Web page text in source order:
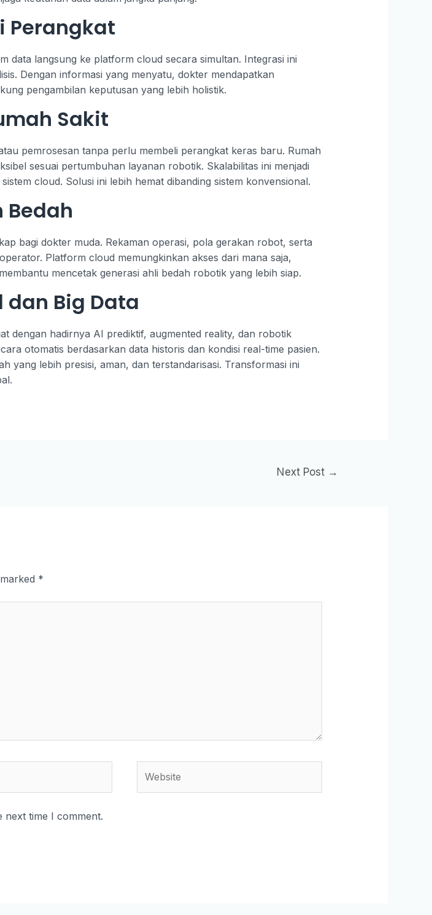
Perangkat
data langsung ke platform cloud secara simultan. Integrasi ini
Dengan informasi yang menyatu, dokter mendapatkan
pengambilan keputusan yang lebih holistik.
Sakit
pemrosesan tanpa perlu membeli perangkat keras baru. Rumah
sesuai pertumbuhan layanan robotik. Skalabilitas ini menjadi
cloud. Solusi ini lebih hemat dibanding sistem konvensional.
Bedah
bagi dokter muda. Rekaman operasi, pola gerakan robot, serta
Platform cloud memungkinkan akses dari mana saja,
mencetak generasi ahli bedah robotik yang lebih siap.
dan Big Data
dengan hadirnya AI prediktif, augmented reality, dan robotik
otomatis berdasarkan data historis dan kondisi real-time pasien.
yang lebih presisi, aman, dan terstandarisasi. Transformasi ini
Next Post →
*
next time I comment.